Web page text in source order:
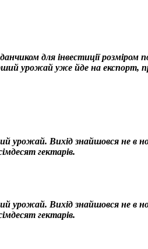
для інвестиції розміром
урожай уже йде на експорт,
урожай. Вихід знайшовся не в
гектарів.
урожай. Вихід знайшовся не в
гектарів.